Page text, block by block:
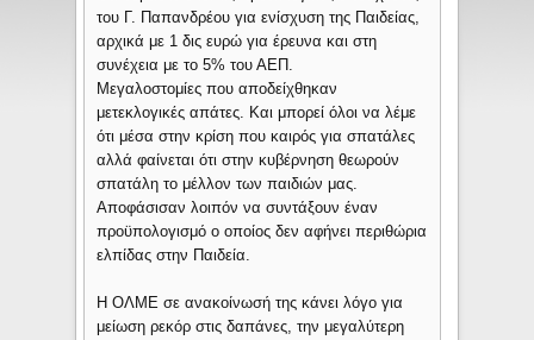
του Γ. Παπανδρέου για ενίσχυση της Παιδείας,
αρχικά με 1 δις ευρώ για έρευνα και στη
συνέχεια με το 5% του ΑΕΠ.
Μεγαλοστομίες που αποδείχθηκαν
μετεκλογικές απάτες. Και μπορεί όλοι να λέμε
ότι μέσα στην κρίση που καιρός για σπατάλες
αλλά φαίνεται ότι στην κυβέρνηση θεωρούν
σπατάλη το μέλλον των παιδιών μας.
Αποφάσισαν λοιπόν να συντάξουν έναν
προϋπολογισμό ο οποίος δεν αφήνει περιθώρια
ελπίδας στην Παιδεία.
Η ΟΛΜΕ σε ανακοίνωσή της κάνει λόγο για
μείωση ρεκόρ στις δαπάνες, την μεγαλύτερη